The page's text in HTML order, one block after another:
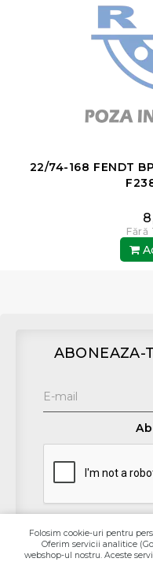
22/74-168 FENDT
Fără
ABONEAZA-
Folosim cookie-uri pentru
Oferim servicii analitice
webshop-ul nostru. Aceste